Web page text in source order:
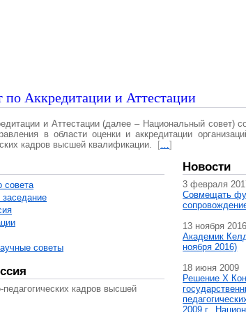
Аккредитации и Аттестации
и Аттестации (далее – Национальный совет)
в области оценки и аккредитации
кадров высшей квалификации.
[…]
совета
советы
кадров высшей
Новости
3 февраля
Совмещать
13 ноября 2016
Академик
ноября 2016)
18 июня 2009
Решение X
2009 г.,